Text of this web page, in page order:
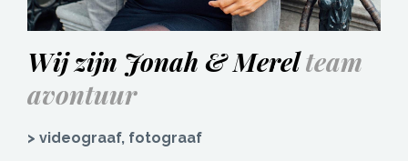
Wij zijn Jonah & Merelteam
avontuur
> videograaf, fotograaf